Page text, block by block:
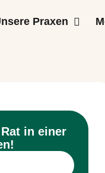
Praxen
in einer